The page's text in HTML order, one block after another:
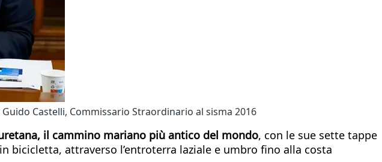
Castelli, Commissario Straordinario al sisma 2016
il cammino mariano più antico del mondo, con le sue sette tappe
bicicletta, attraverso l’entroterra laziale e umbro fino alla costa